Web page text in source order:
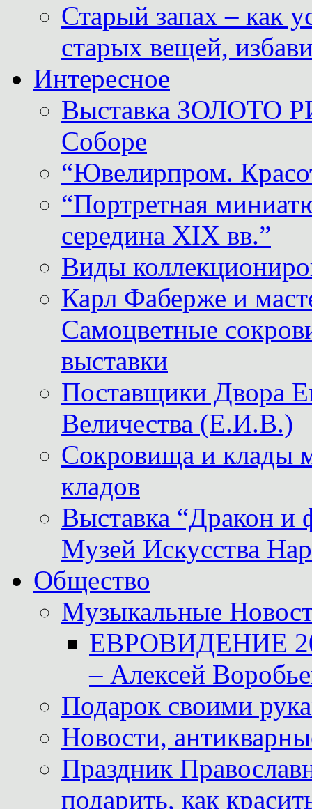
Старый запах – как
старых вещей,
Интересное
Выставка ЗОЛОТО
Соборе
“Ювелирпром.
“Портретная
середина XIX вв.”
Виды
Карл Фаберже и
Самоцветные
выставки
Поставщики
Величества (Е.И.В.)
Сокровища и клады
кладов
Выставка “Дракон и
Музей Искусства
Общество
Музыкальные
ЕВРОВИДЕНИЕ
– Алексей
Подарок своими
Новости,
Праздник
подарить, как